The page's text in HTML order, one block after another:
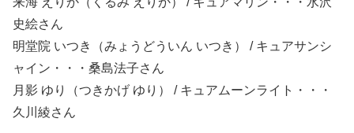
史絵さん
明堂院 いつき（みょうどういん いつき） / キュアサンシ
ャイン・・・桑島法子さん
月影 ゆり（つきかげ ゆり） / キュアムーンライト・・・
久川綾さん